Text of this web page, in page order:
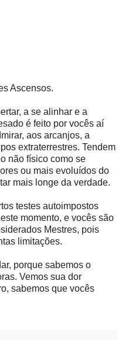
Ascensos.
a se alinhar e a
é feito por vocês aí
aos arcanjos, a
extraterrestres. Tendem
não físico como se
ou mais evoluídos do
mais longe da verdade.
testes autoimpostos
momento, e vocês são
Mestres, pois
limitações.
porque sabemos o
Vemos sua dor
sabemos que vocês